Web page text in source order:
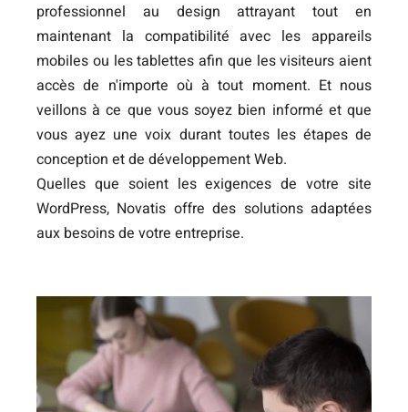
professionnel au design attrayant tout en
maintenant la compatibilité avec les appareils
mobiles ou les tablettes afin que les visiteurs aient
accès de n'importe où à tout moment. Et nous
veillons à ce que vous soyez bien informé et que
vous ayez une voix durant toutes les étapes de
conception et de développement Web.
Quelles que soient les exigences de votre site
WordPress, Novatis offre des solutions adaptées
aux besoins de votre entreprise.